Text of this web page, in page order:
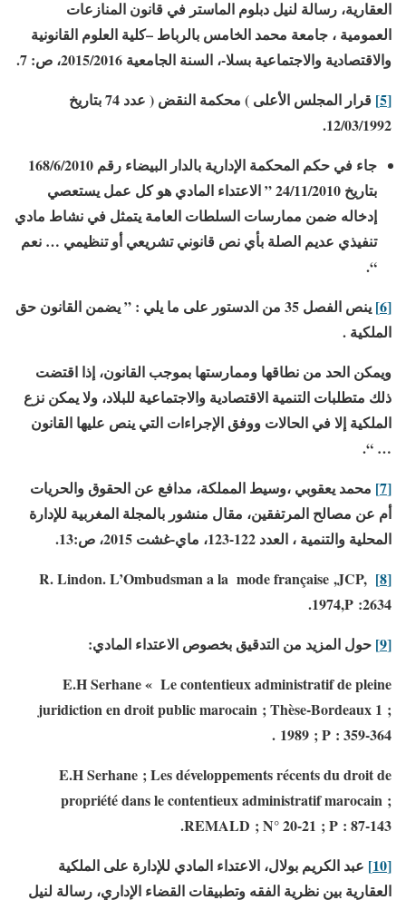
العقارية، رسالة لنيل دبلوم الماستر في قانون المنازعات
العمومية ، جامعة محمد الخامس بالرباط –كلية العلوم القانونية
والاقتصادية والاجتماعية بسلا-، السنة الجامعية 2015/2016، ص: 7.
[5]
قرار المجلس الأعلى ) محكمة النقض (
عدد 74 بتاريخ
12/03/1992.
جاء في حكم المحكمة الإدارية بالدار البيضاء رقم 168/6/2010
بتاريخ 24/11/2010 ” الاعتداء المادي هو كل عمل يستعصي
إدخاله ضمن ممارسات السلطات العامة يتمثل في نشاط مادي
تنفيذي عديم الصلة بأي نص قانوني تشريعي أو تنظيمي … نعم
“.
[6]
ينص الفصل 35 من الدستور على ما يلي : ” يضمن القانون حق
الملكية .
ويمكن الحد من نطاقها وممارستها بموجب القانون، إذا اقتضت
ذلك متطلبات التنمية الاقتصادية والاجتماعية للبلاد، ولا يمكن نزع
الملكية إلا في الحالات ووفق الإجراءات التي ينص عليها القانون
… “.
[7]
محمد يعقوبي ،وسيط المملكة، مدافع عن الحقوق والحريات
أم عن مصالح المرتفقين، مقال منشور بالمجلة المغربية للإدارة
المحلية والتنمية ، العدد 122-123، ماي-غشت 2015، ص:13.
[8]
R. Lindon. L’Ombudsman a la mode française ,JCP,
1974,P :2634.
[9]
حول المزيد من التدقيق بخصوص الاعتداء المادي:
E.H Serhane « Le contentieux administratif de pleine
juridiction en droit public marocain ; Thèse-Bordeaux 1 ;
1989 ; P : 359-364 .
E.H Serhane ; Les développements récents du droit de
propriété dans le contentieux administratif marocain ;
REMALD ; N° 20-21 ; P : 87-143.
[10]
عبد الكريم بولال، الاعتداء المادي للإدارة على الملكية
العقارية بين نظرية الفقه وتطبيقات القضاء الإداري، رسالة لنيل